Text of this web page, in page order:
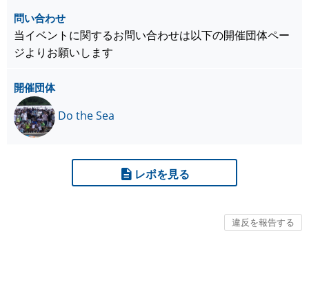
問い合わせ
当イベントに関するお問い合わせは以下の開催団体ペー
ジよりお願いします
開催団体
Do the Sea
レポを見る